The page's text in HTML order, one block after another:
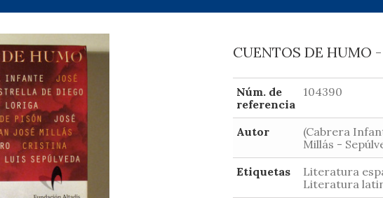
CUENTOS DE HUMO
Núm. de
referencia
104390
Autor
(Cabrera
Millás -
Etiquetas
Literatura
Literatura